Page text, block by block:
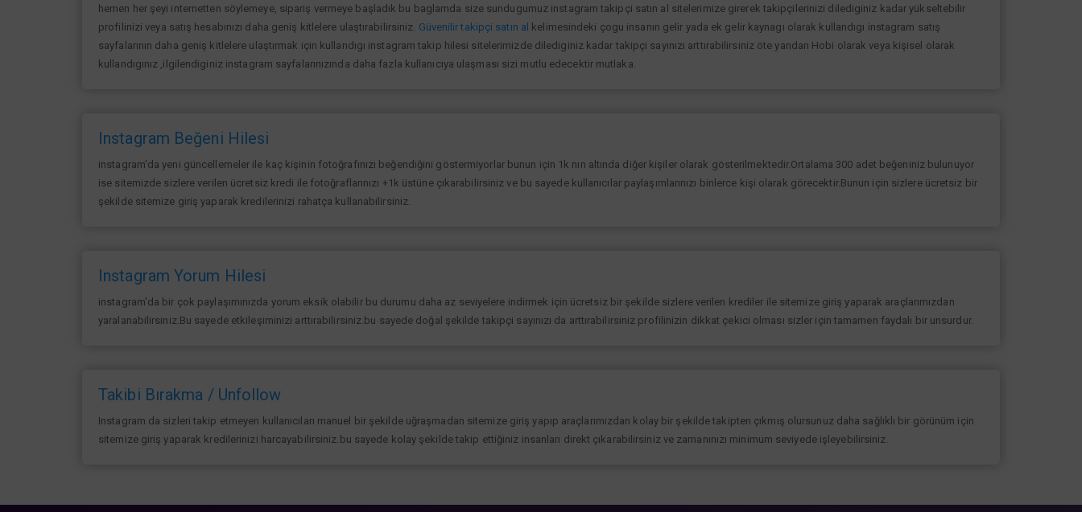
hemen her şeyi internetten söylemeye, sipariş vermeye başladık bu baglamda size sundugumuz instagram takipçi satın al sitelerimize girerek takipçilerinizi dilediginiz kadar yükseltebilir
profilinizi veya satış hesabınızı daha geniş kitlelere ulaştırabilirsiniz. Güvenilir takipçi satın al kelimesindeki çogu insanın gelir yada ek gelir kaynagı olarak kullandıgı instagram satış
sayfalarının daha geniş kitlelere ulaştırmak için kullandıgı instagram takip hilesi sitelerimizde dilediginiz kadar takipçi sayınızı arttırabilirsiniz öte yandan Hobi olarak veya kişisel olarak
kullandıgınız ,ilgilendiginiz instagram sayfalarınızında daha fazla kullanıcıya ulaşması sizi mutlu edecektir mutlaka.
Instagram Beğeni Hilesi
instagram'da yeni güncellemeler ile kaç kişinin fotoğrafınızı beğendiğini göstermiyorlar bunun için 1k nın altında diğer kişiler olarak gösterilmektedir.Ortalama 300 adet beğeniniz bulunuyor
ise sitemizde sizlere verilen ücretsiz kredi ile fotoğraflarınızı +1k üstüne çıkarabilirsiniz ve bu sayede kullanıcılar paylaşımlarınızı binlerce kişi olarak görecektir.Bunun için sizlere ücretsiz bir
şekilde sitemize giriş yaparak kredilerinizi rahatça kullanabilirsiniz.
Instagram Yorum Hilesi
instagram'da bir çok paylaşımınızda yorum eksik olabilir bu durumu daha az seviyelere indirmek için ücretsiz bir şekilde sizlere verilen krediler ile sitemize giriş yaparak araçlarımızdan
yaralanabilirsiniz.Bu sayede etkileşiminizi arttırabilirsiniz.bu sayede doğal şekilde takipçi sayınızı da arttırabilirsiniz profilinizin dikkat çekici olması sizler için tamamen faydalı bir unsurdur.
Takibi Bırakma / Unfollow
Instagram da sizleri takip etmeyen kullanıcıları manuel bir şekilde uğraşmadan sitemize giriş yapıp araçlarımızdan kolay bir şekilde takipten çıkmış olursunuz daha sağlıklı bir görünüm için
sitemize giriş yaparak kredilerinizi harcayabilirsiniz.bu sayede kolay şekilde takip ettiğiniz insanları direkt çıkarabilirsiniz ve zamanınızı minimum seviyede işleyebilirsiniz.